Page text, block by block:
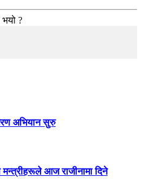
?
अभियान सुरु
आज राजीनामा दिने